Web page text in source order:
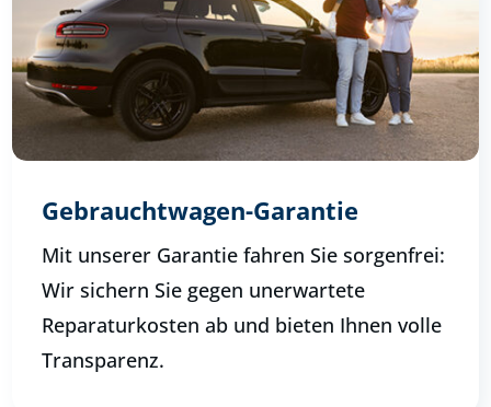
Gebrauchtwagen-Garantie
Mit unserer Garantie fahren Sie sorgenfrei:
Wir sichern Sie gegen unerwartete
Reparaturkosten ab und bieten Ihnen volle
Transparenz.